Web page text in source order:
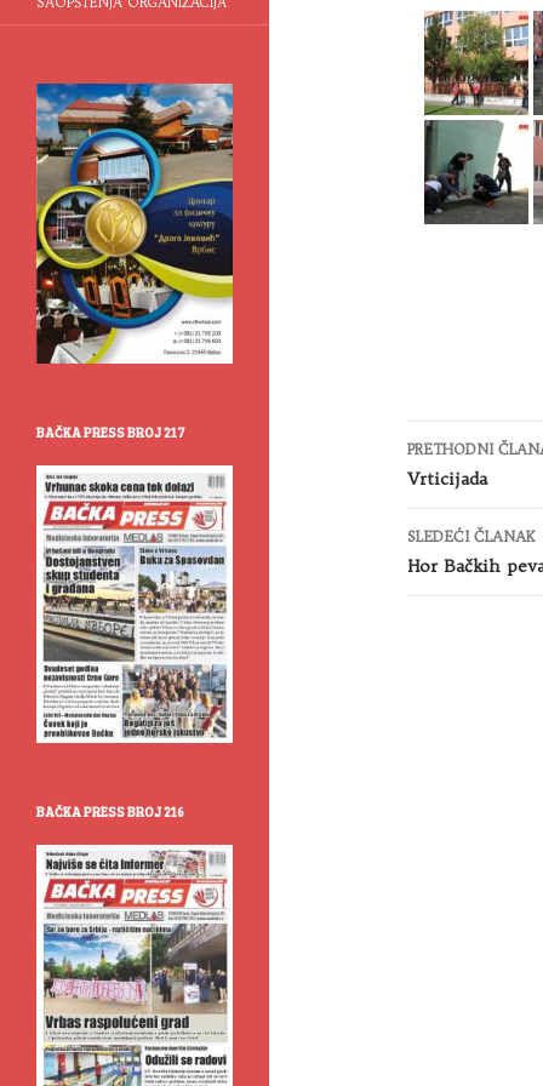
Kretanje
članaka
PRETHODNI
Vrticijada
SLEDEĆI ČLANAK
Hor Bačkih
BAČKA PRESS BROJ 217
BAČKA PRESS BROJ 216